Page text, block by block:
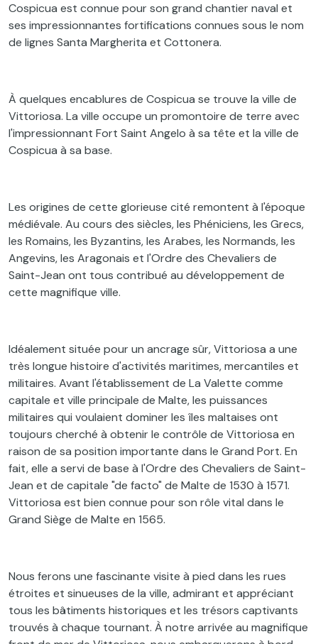
Cospicua est connue pour son grand chantier naval et
ses impressionnantes fortifications connues sous le nom
de lignes Santa Margherita et Cottonera.
À quelques encablures de Cospicua se trouve la ville de
Vittoriosa. La ville occupe un promontoire de terre avec
l'impressionnant Fort Saint Angelo à sa tête et la ville de
Cospicua à sa base.
Les origines de cette glorieuse cité remontent à l'époque
médiévale. Au cours des siècles, les Phéniciens, les Grecs,
les Romains, les Byzantins, les Arabes, les Normands, les
Angevins, les Aragonais et l'Ordre des Chevaliers de
Saint-Jean ont tous contribué au développement de
cette magnifique ville.
Idéalement située pour un ancrage sûr, Vittoriosa a une
très longue histoire d'activités maritimes, mercantiles et
militaires. Avant l'établissement de La Valette comme
capitale et ville principale de Malte, les puissances
militaires qui voulaient dominer les îles maltaises ont
toujours cherché à obtenir le contrôle de Vittoriosa en
raison de sa position importante dans le Grand Port. En
fait, elle a servi de base à l'Ordre des Chevaliers de Saint-
Jean et de capitale "de facto" de Malte de 1530 à 1571.
Vittoriosa est bien connue pour son rôle vital dans le
Grand Siège de Malte en 1565.
Nous ferons une fascinante visite à pied dans les rues
étroites et sinueuses de la ville, admirant et appréciant
tous les bâtiments historiques et les trésors captivants
trouvés à chaque tournant. À notre arrivée au magnifique